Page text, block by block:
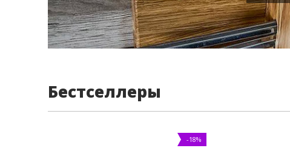
Бестселлеры
-18%